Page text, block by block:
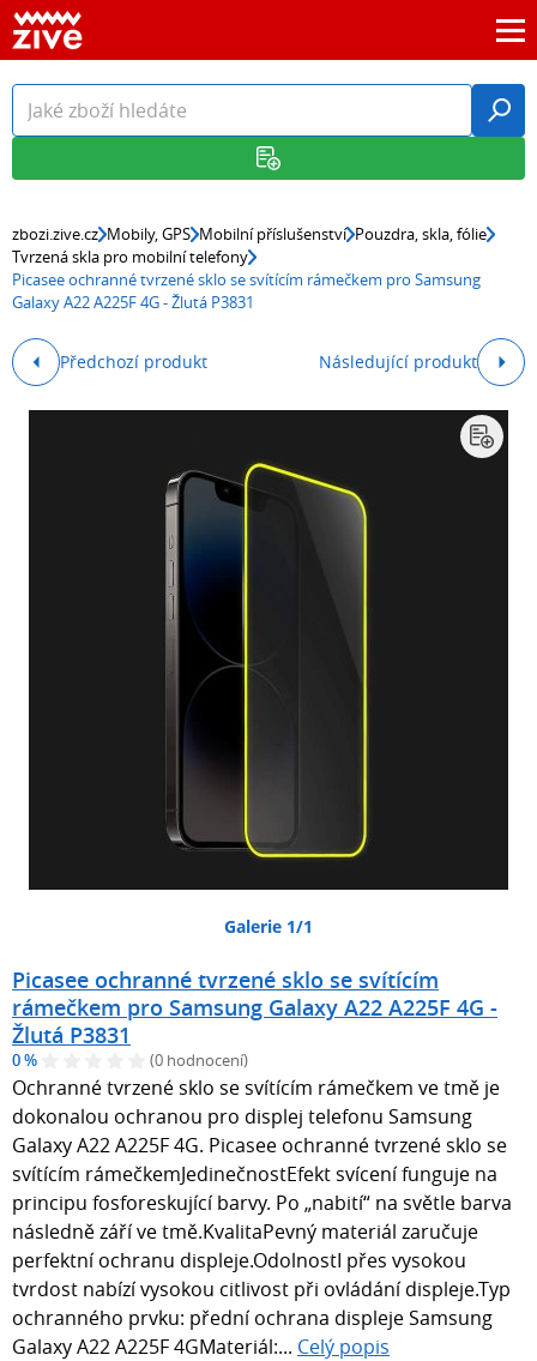
zbozi.zive.cz Mobily, GPS Mobilní příslušenství Pouzdra, skla, fólie
Tvrzená skla pro mobilní telefony
Picasee ochranné tvrzené sklo se svítícím rámečkem pro Samsung
Galaxy A22 A225F 4G - Žlutá P3831
Předchozí produkt Následující produkt
Galerie 1/1
Picasee ochranné tvrzené sklo se svítícím
rámečkem pro Samsung Galaxy A22 A225F 4G -
Žlutá P3831
0 % (0 hodnocení)
Ochranné tvrzené sklo se svítícím rámečkem ve tmě je
dokonalou ochranou pro displej telefonu Samsung
Galaxy A22 A225F 4G. Picasee ochranné tvrzené sklo se
svítícím rámečkemJedinečnostEfekt svícení funguje na
principu fosforeskující barvy. Po „nabití“ na světle barva
následně září ve tmě.KvalitaPevný materiál zaručuje
perfektní ochranu displeje.OdolnostI přes vysokou
tvrdost nabízí vysokou citlivost při ovládání displeje.Typ
ochranného prvku: přední ochrana displeje Samsung
Galaxy A22 A225F 4GMateriál:... Celý popis